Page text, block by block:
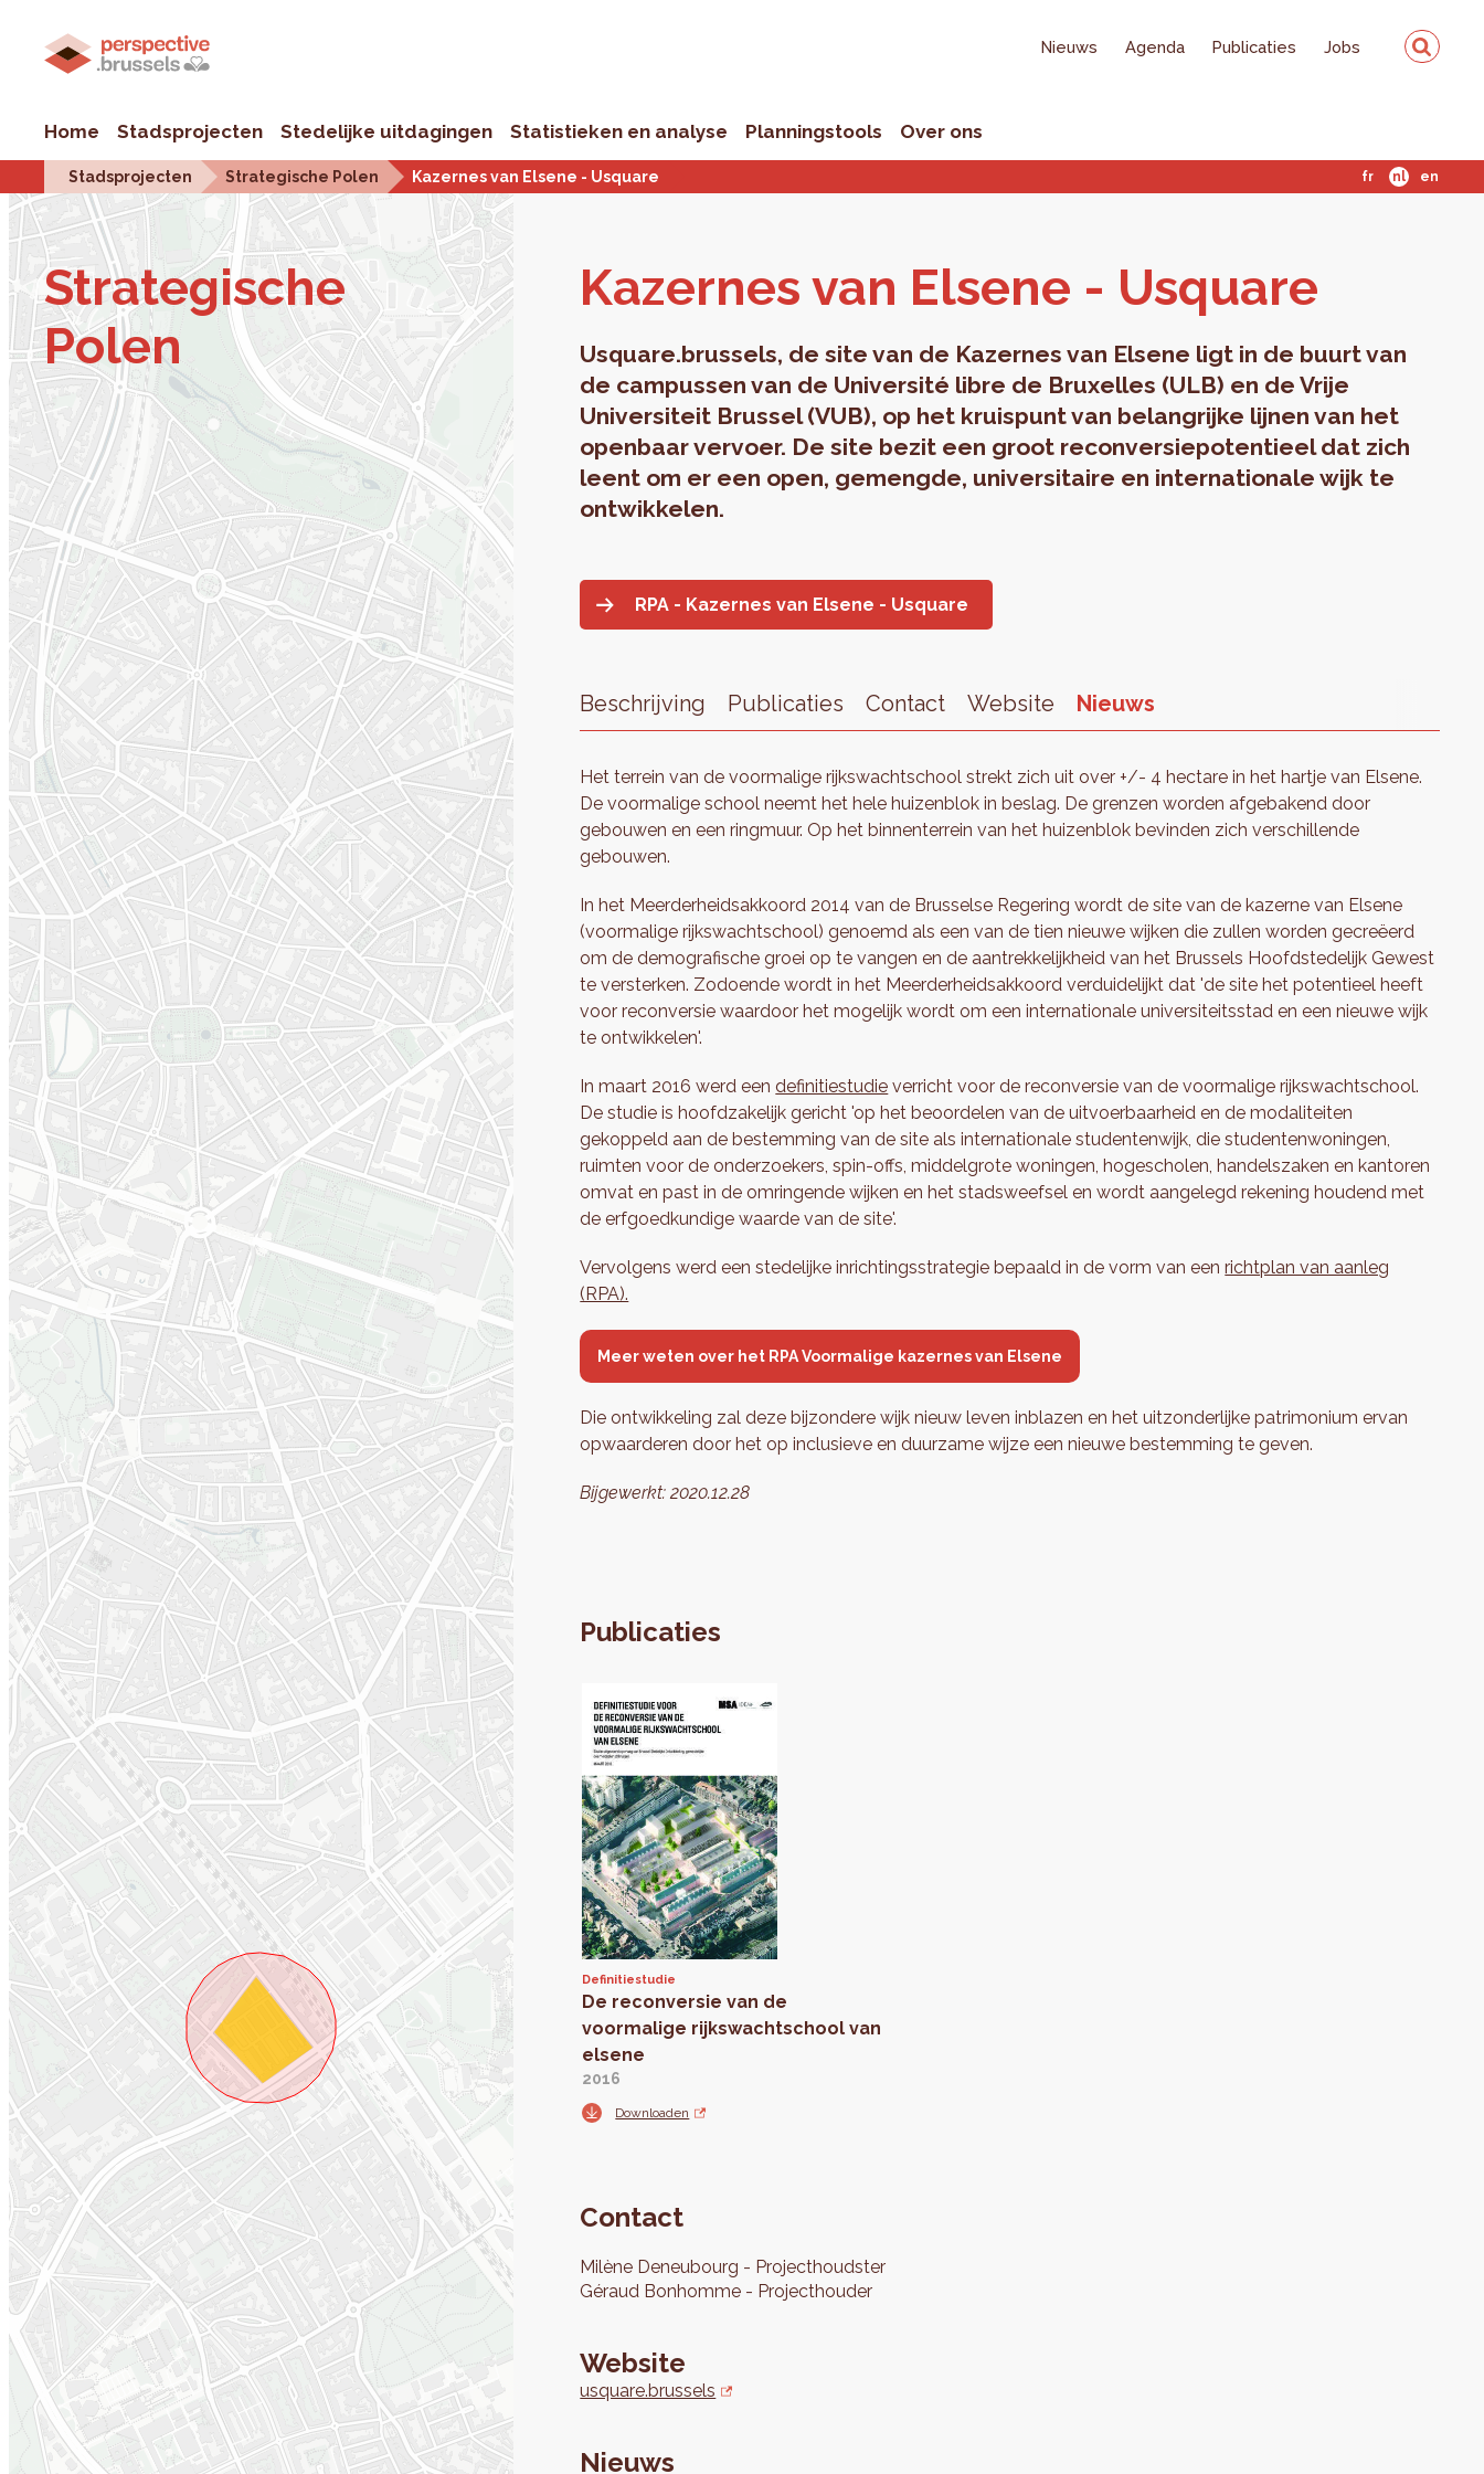
Nieuws Agenda Publicaties Jobs
Home Stadsprojecten Stedelijke uitdagingen Statistieken en analyse Planningstools Over ons
Stadsprojecten Strategische Polen Kazernes van Elsene - Usquare fr nl en
Stra­te­gi­sche
Polen
Ka­zer­nes van El­s­e­ne - Usqua­re
Usquare.brussels, de site van de Kazernes van Elsene ligt in de buurt van
de campussen van de Université libre de Bruxelles (ULB) en de Vrije
Universiteit Brussel (VUB), op het kruispunt van belangrijke lijnen van het
openbaar vervoer. De site bezit een groot reconversiepotentieel dat zich
leent om er een open, gemengde, universitaire en internationale wijk te
ontwikkelen.
RPA - Kazernes van Elsene - Usquare
Beschrijving Publicaties Contact Website Nieuws
Het terrein van de voormalige rijkswachtschool strekt zich uit over +/- 4 hectare in het hartje van Elsene.
De voormalige school neemt het hele huizenblok in beslag. De grenzen worden afgebakend door
gebouwen en een ringmuur. Op het binnenterrein van het huizenblok bevinden zich verschillende
gebouwen.
In het Meerderheidsakkoord 2014 van de Brusselse Regering wordt de site van de kazerne van Elsene
(voormalige rijkswachtschool) genoemd als een van de tien nieuwe wijken die zullen worden gecreëerd
om de demografische groei op te vangen en de aantrekkelijkheid van het Brussels Hoofdstedelijk Gewest
te versterken. Zodoende wordt in het Meerderheidsakkoord verduidelijkt dat 'de site het potentieel heeft
voor reconversie waardoor het mogelijk wordt om een internationale universiteitsstad en een nieuwe wijk
te ontwikkelen'.
In maart 2016 werd eendefinitiestudie verricht voor de reconversie van de voormalige rijkswachtschool.
De studie is hoofdzakelijk gericht 'op het beoordelen van de uitvoerbaarheid en de modaliteiten
gekoppeld aan de bestemming van de site als internationale studentenwijk, die studentenwoningen,
ruimten voor de onderzoekers, spin-offs, middelgrote woningen, hogescholen, handelszaken en kantoren
omvat en past in de omringende wijken en het stadsweefsel en wordt aangelegd rekening houdend met
de erfgoedkundige waarde van de site'.
Vervolgens werd een stedelijke inrichtingsstrategie bepaald in de vorm van eenrichtplan van aanleg
(RPA).
Meer weten over het RPA Voormalige kazernes van Elsene
Die ontwikkeling zal deze bijzondere wijk nieuw leven inblazen en het uitzonderlijke patrimonium ervan
opwaarderen door het op inclusieve en duurzame wijze een nieuwe bestemming te geven.
Bijgewerkt:2020.12.28
Publicaties
Definitiestudie
De reconversie van de
voormalige rijkswachtschool van
elsene
2016
Downloaden
Contact
Milène Deneubourg
Projecthoudster
Géraud Bonhomme Projecthouder
Website
usquare.brussels
Nieuws